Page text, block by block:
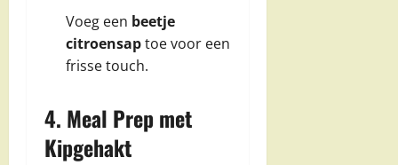
Voeg een beetje
citroensaptoe voor een
frisse touch.
4. Meal Prep met
Kipgehakt